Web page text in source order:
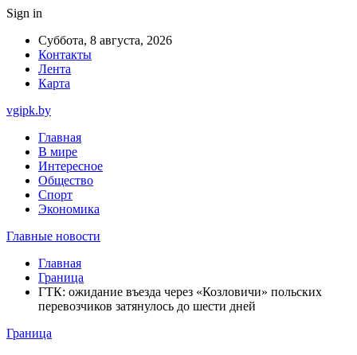
Sign in
Суббота, 8 августа, 2026
Контакты
Лента
Карта
vgipk.by
Главная
В мире
Интересное
Общество
Спорт
Экономика
Главные новости
Главная
Граница
ГТК: ожидание въезда через «Козловичи» польских
перевозчиков затянулось до шести дней
Граница